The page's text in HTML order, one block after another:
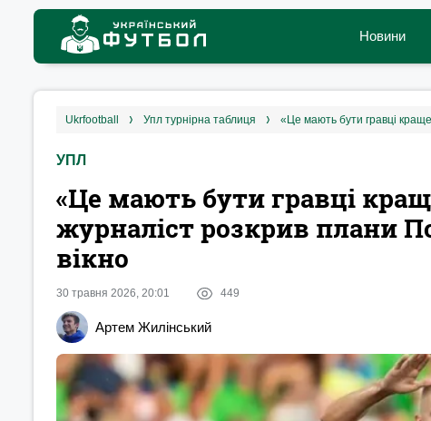
Новини
ukrfootball упл турнірна таблиця
УПЛ
«Це мають бути гравці
журналіст розкрив плани
вікно
30 травня 2026, 20:01 449
Артем Жилінський